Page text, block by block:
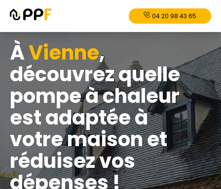
04 20 98 43 65
ÀVienne,
découvrez quelle
pompe à chaleur
est adaptée à
votre maison et
réduisez vos
dépenses !